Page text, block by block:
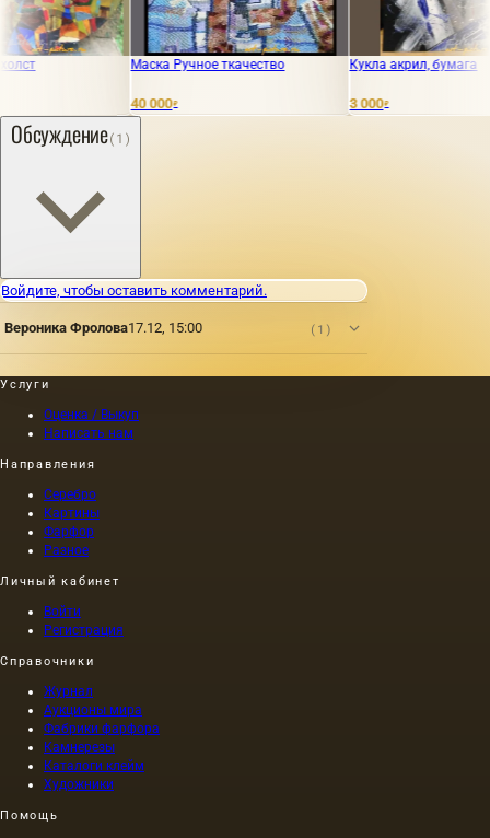
Маска Ручное ткачество Кукла акрил, бумага
Обсуждение(1)
Войдите, чтобы оставить комментарий.
Вероника Фролова17.12, 15:00 (1)
Услуги
Оценка / Выкуп
Написать нам
Направления
Серебро
Картины
Фарфор
Разное
Личный кабинет
Войти
Регистрация
Справочники
Журнал
Аукционы мира
Фабрики фарфора
Камнерезы
Каталоги клейм
Художники
Помощь